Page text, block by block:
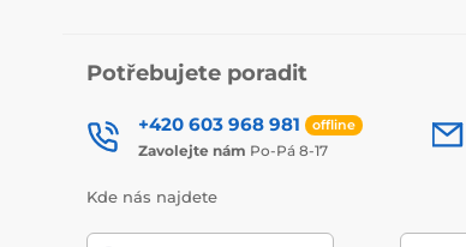
Potřebujete poradit
+420 603 968 981 offline
Zavolejte nám Po-Pá 8-17
Kde nás najdete